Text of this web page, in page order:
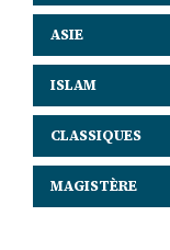
ASIE
ISLAM
CLASSIQUES
MAGISTÈRE